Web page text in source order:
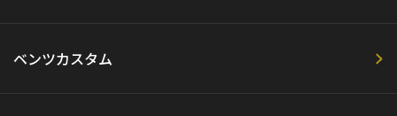
ベンツカスタム